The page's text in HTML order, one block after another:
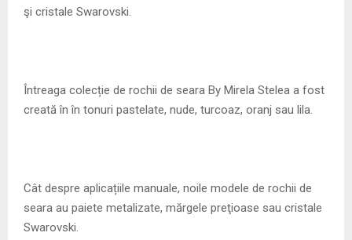
şi cristale Swarovski.
Întreaga colecție de rochii de seara By Mirela Stelea a fost
creată în în tonuri pastelate, nude, turcoaz, oranj sau lila.
Cât despre aplicațiile manuale, noile modele de rochii de
seara au paiete metalizate, mărgele preţioase sau cristale
Swarovski.